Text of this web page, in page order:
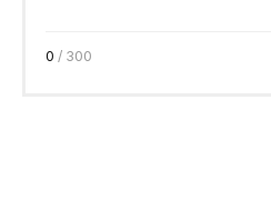
0 / 300